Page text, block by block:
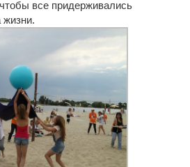
все придерживались
жизни.